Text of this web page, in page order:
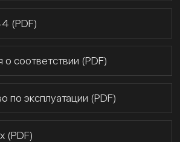
(PDF)
о соответствии (PDF)
по эксплуатации (PDF)
(PDF)